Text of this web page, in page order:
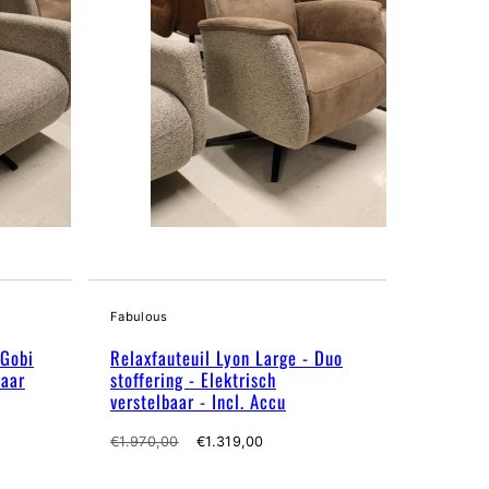
Fabulous
Relaxfauteuil Lyon Large - Duo
stoffering - Elektrisch
verstelbaar - Incl. Accu
Normale
€1.970,00 Verkoopprijs
€1.319,00